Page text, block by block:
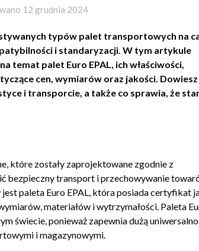
12 grudnia 2024
typów palet transportowych na
i standaryzacji. W tym artykule
palet Euro EPAL, ich właściwości,
cen, wymiarów oraz jakości. Dowiesz
i transporcie, a także co sprawia, że
które zostały zaprojektowane zgodnie z
bezpieczny transport i przechowywanie
paleta Euro EPAL, która posiada certyfikat
materiałów i wytrzymałości. Paleta
świecie, ponieważ zapewnia dużą
i magazynowymi.